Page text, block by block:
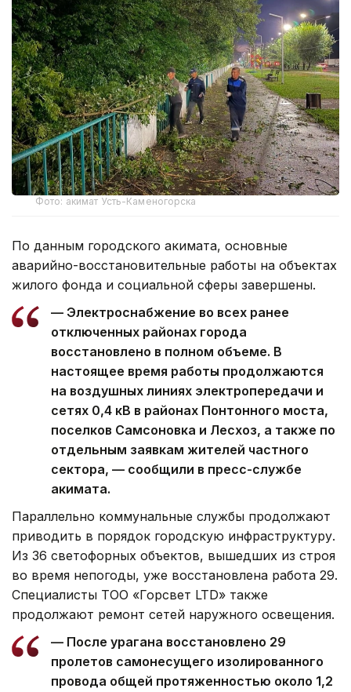
Фото: акимат Усть-Каменогорска
По данным городского акимата, основные
аварийно-восстановительные работы на объектах
жилого фонда и социальной сферы завершены.
— Электроснабжение во всех ранее
отключенных районах города
восстановлено в полном объеме. В
настоящее время работы продолжаются
на воздушных линиях электропередачи и
сетях 0,4 кВ в районах Понтонного моста,
поселков Самсоновка и Лесхоз, а также по
отдельным заявкам жителей частного
сектора, — сообщили в пресс-службе
акимата.
Параллельно коммунальные службы продолжают
приводить в порядок городскую инфраструктуру.
Из 36 светофорных объектов, вышедших из строя
во время непогоды, уже восстановлена работа 29.
Специалисты ТОО «Горсвет LTD» также
продолжают ремонт сетей наружного освещения.
— После урагана восстановлено 29
пролетов самонесущего изолированного
провода общей протяженностью около 1,2